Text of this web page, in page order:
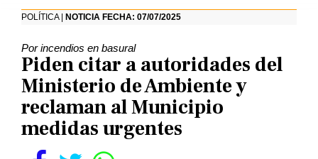
POLÍTICA | NOTICIA FECHA: 07/07/2025
Por incendios en basural
Piden citar a autoridades del
Ministerio de Ambiente y
reclaman al Municipio
medidas urgentes